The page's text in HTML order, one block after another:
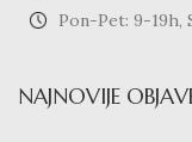
Pon-Pet: 9-19h,
NAJNOVIJE